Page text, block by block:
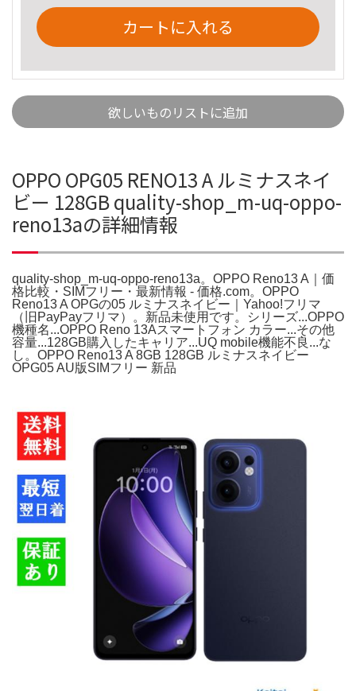
カートに入れる
欲しいものリストに追加
OPPO OPG05 RENO13 A ルミナスネイ
ビー 128GB quality-shop_m-uq-oppo-
reno13aの詳細情報
quality-shop_m-uq-oppo-reno13a。OPPO Reno13 A｜価
格比較・SIMフリー・最新情報 - 価格.com。OPPO
Reno13 A OPGの05 ルミナスネイビー｜Yahoo!フリマ
（旧PayPayフリマ）。新品未使用です。シリーズ...OPPO
機種名...OPPO Reno 13Aスマートフォン カラー...その他
容量...128GB購入したキャリア...UQ mobile機能不良...な
し。OPPO Reno13 A 8GB 128GB ルミナスネイビー
OPG05 AU版SIMフリー 新品